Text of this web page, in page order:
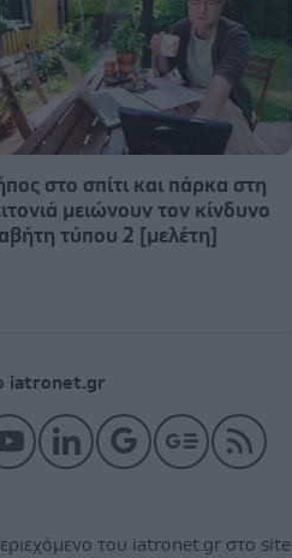
στο σπίτι και πάρκα στη
μειώνουν τον κίνδυνο
τύπου 2 [μελέτη]
iatronet.gr
του iatronet.gr στο site